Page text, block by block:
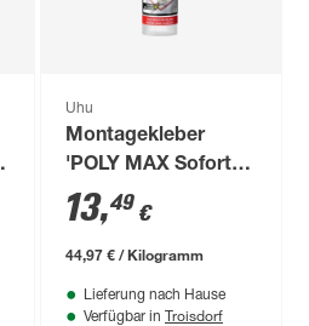
Uhu
Montagekleber
'POLY MAX Sofort
Power' transparent
300 g
13,49 €
44,97 € / Kilogramm
Lieferung nach Hause
Verfügbar in Troisdorf